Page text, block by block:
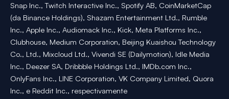
Snap Inc., Twitch Interactive Inc., Spotify AB, CoinMarketCap
(da Binance Holdings), Shazam Entertainment Ltd., Rumble
Inc., Apple Inc., Audiomack Inc., Kick, Meta Platforms Inc.,
Clubhouse, Medium Corporation, Beijing Kuaishou Technology
Co., Ltd., Mixcloud Ltd., Vivendi SE (Dailymotion), Idle Media
Inc., Deezer SA, Dribbble Holdings Ltd., IMDb.com Inc.,
OnlyFans Inc., LINE Corporation, VK Company Limited, Quora
Inc., e Reddit Inc., respectivamente